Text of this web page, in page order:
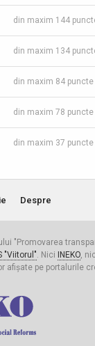
din maxim 144
din maxim 134
din maxim 84 puncte
din maxim 78 puncte
din maxim 37 puncte
Despre
"Promovarea
"Viitorul". Nici INEKO,
afișate pe portalurile